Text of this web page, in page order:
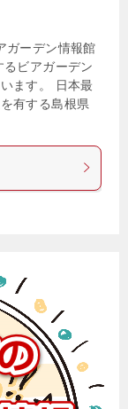
ガーデン情報館
ビアガーデン
ます。 日本最
有する島根県